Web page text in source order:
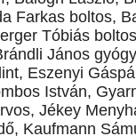
Farkas boltos,
Tóbiás
János
Eszenyi
István,
Jékey
Kaufmann